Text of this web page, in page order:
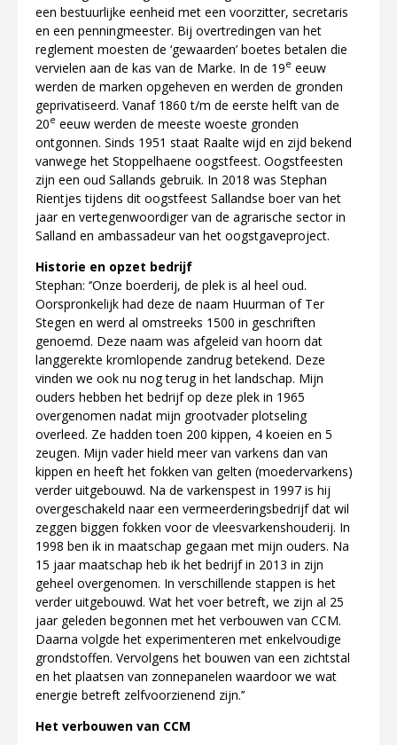
een bestuurlijke eenheid met een voorzitter, secretaris
en een penningmeester. Bij overtredingen van het
reglement moesten de ‘gewaarden’ boetes betalen die
vervielen aan de kas van de Marke. In de 19e eeuw
werden de marken opgeheven en werden de gronden
geprivatiseerd. Vanaf 1860 t/m de eerste helft van de
20e eeuw werden de meeste woeste gronden
ontgonnen. Sinds 1951 staat Raalte wijd en zijd bekend
vanwege het Stoppelhaene oogstfeest. Oogstfeesten
zijn een oud Sallands gebruik. In 2018 was Stephan
Rientjes tijdens dit oogstfeest Sallandse boer van het
jaar en vertegenwoordiger van de agrarische sector in
Salland en ambassadeur van het oogstgaveproject.
Historie en opzet bedrijf
Stephan: ‘’Onze boerderij, de plek is al heel oud.
Oorspronkelijk had deze de naam Huurman of Ter
Stegen en werd al omstreeks 1500 in geschriften
genoemd. Deze naam was afgeleid van hoorn dat
langgerekte kromlopende zandrug betekend. Deze
vinden we ook nu nog terug in het landschap. Mijn
ouders hebben het bedrijf op deze plek in 1965
overgenomen nadat mijn grootvader plotseling
overleed. Ze hadden toen 200 kippen, 4 koeien en 5
zeugen. Mijn vader hield meer van varkens dan van
kippen en heeft het fokken van gelten (moedervarkens)
verder uitgebouwd. Na de varkenspest in 1997 is hij
overgeschakeld naar een vermeerderingsbedrijf dat wil
zeggen biggen fokken voor de vleesvarkenshouderij. In
1998 ben ik in maatschap gegaan met mijn ouders. Na
15 jaar maatschap heb ik het bedrijf in 2013 in zijn
geheel overgenomen. In verschillende stappen is het
verder uitgebouwd. Wat het voer betreft, we zijn al 25
jaar geleden begonnen met het verbouwen van CCM.
Daarna volgde het experimenteren met enkelvoudige
grondstoffen. Vervolgens het bouwen van een zichtstal
en het plaatsen van zonnepanelen waardoor we wat
energie betreft zelfvoorzienend zijn.’’
Het verbouwen van CCM